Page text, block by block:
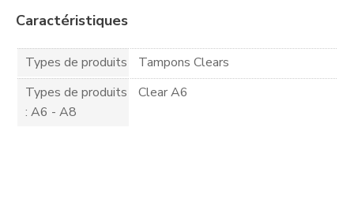
Caractéristiques
Types de produits
Tampons Clears
Types de produits
: A6 - A8
Clear A6